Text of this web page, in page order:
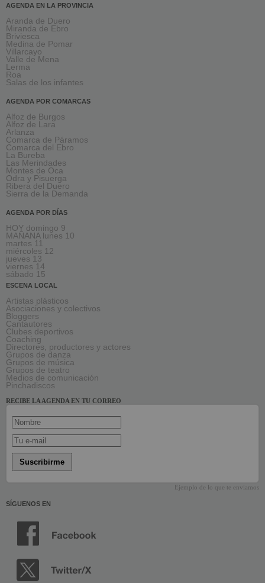
AGENDA EN LA PROVINCIA
Aranda de Duero
Miranda de Ebro
Briviesca
Medina de Pomar
Villarcayo
Valle de Mena
Lerma
Roa
Salas de los infantes
AGENDA POR COMARCAS
Alfoz de Burgos
Alfoz de Lara
Arlanza
Comarca de Páramos
Comarca del Ebro
La Bureba
Las Merindades
Montes de Oca
Odra y Pisuerga
Ribera del Duero
Sierra de la Demanda
AGENDA POR DÍAS
HOY domingo 9
MAÑANA lunes 10
martes 11
miércoles 12
jueves 13
viernes 14
sábado 15
ESCENA LOCAL
Artistas plásticos
Asociaciones y colectivos
Bloggers
Cantautores
Clubes deportivos
Coaching
Directores, productores y actores
Grupos de danza
Grupos de música
Grupos de teatro
Medios de comunicación
Pinchadiscos
RECIBE LA AGENDA EN TU CORREO
Suscribirme
Ejemplo de lo que te enviamos
SÍGUENOS EN